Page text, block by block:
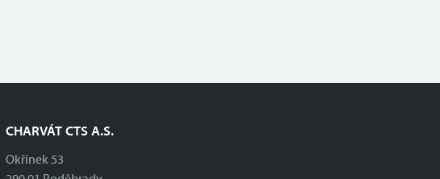
CHARVÁT CTS A.S.
Okřínek 53